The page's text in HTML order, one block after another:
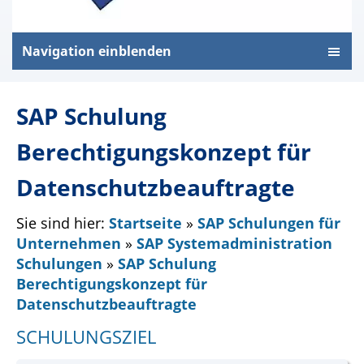
Navigation einblenden
SAP Schulung
Berechtigungskonzept für
Datenschutzbeauftragte
Sie sind hier: Startseite » SAP Schulungen für
Unternehmen » SAP Systemadministration
Schulungen » SAP Schulung
Berechtigungskonzept für
Datenschutzbeauftragte
SCHULUNGSZIEL